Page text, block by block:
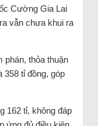
Cường Gia Lai
vẫn chưa khui ra
phán, thỏa thuận
358 tỉ đồng, góp
162 tỉ, không đáp